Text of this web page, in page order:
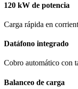
120 kW de potencia
Carga rápida en
Datáfono integrado
Cobro automático con
Balanceo de carga